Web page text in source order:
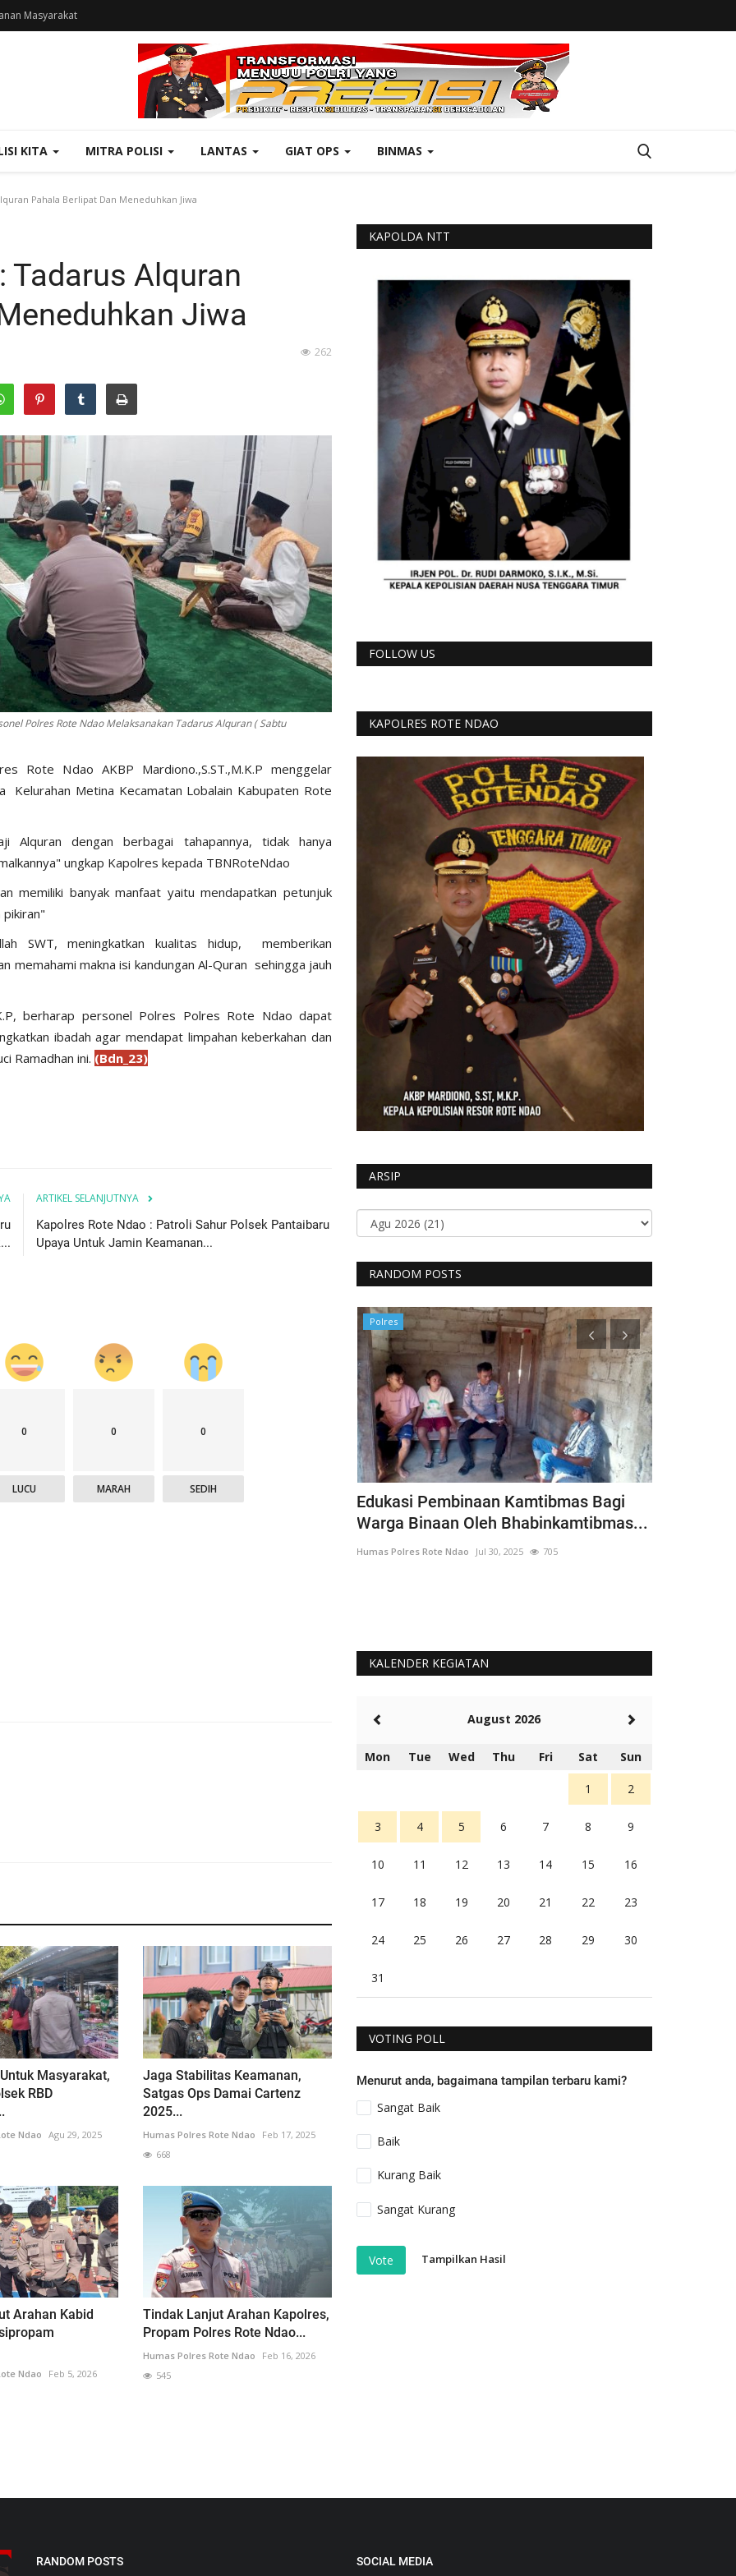
Masyarakat
KITA MITRA POLISI LANTAS GIAT OPS BINMAS
Pahala Berlipat Dan Meneduhkan Jiwa
Tadarus Alquran
Jiwa
262
Polres Rote Ndao Melaksanakan Tadarus Alquran ( Sabtu
Rote Ndao AKBP Mardiono.,S.ST.,M.K.P menggelar
Metina Kecamatan Lobalain Kabupaten Rote
Alquran dengan berbagai tahapannya, tidak hanya
ungkap Kapolres kepada TBNRoteNdao
memiliki banyak manfaat yaitu mendapatkan petunjuk
SWT, meningkatkan kualitas hidup, memberikan
memahami makna isi kandungan Al-Quran sehingga jauh
berharap personel Polres Polres Rote Ndao dapat
ibadah agar mendapat limpahan keberkahan dan
Ramadhan ini. (Bdn_23)
ARTIKEL SELANJUTNYA
Kapolres Rote Ndao : Patroli Sahur Polsek Pantaibaru
Upaya Untuk Jamin Keamanan...
0
LUCU
0
MARAH
0
SEDIH
Masyarakat,
RBD
Ndao Agu 29, 2025
Jaga Stabilitas Keamanan,
Satgas Ops Damai Cartenz
2025...
Humas Polres Rote Ndao
Feb 17, 2025
668
Arahan Kabid
Ndao
Feb 5, 2026
Tindak Lanjut Arahan Kapolres,
Propam Polres Rote Ndao...
Humas Polres Rote Ndao
Feb 16, 2026
545
KAPOLDA NTT
FOLLOW US
KAPOLRES ROTE NDAO
ARSIP
RANDOM POSTS
Ipda Charles : Kegiatan Polri Untuk
Polres
Edukasi Pembinaan Kamtibmas Bagi
Warga Binaan Oleh Bhabinkamtibmas...
Humas Polres Rote Ndao Jul 30, 2025 705
KALENDER KEGIATAN
August 2026
Mon Tue Wed Thu Fri Sat Sun
1 2
3 4 5 6 7 8 9
10 11 12 13 14 15 16
17 18 19 20 21 22 23
24 25 26 27 28 29 30
31
VOTING POLL
Menurut anda, bagaimana tampilan terbaru kami?
Sangat Baik
Baik
Kurang Baik
Sangat Kurang
Vote Tampilkan Hasil
RANDOM POSTS SOCIAL MEDIA